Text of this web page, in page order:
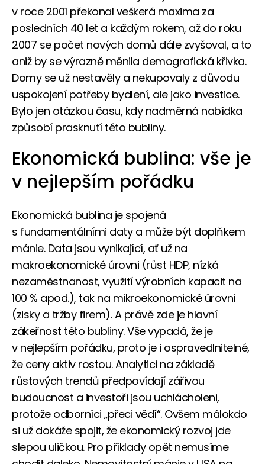
v roce 2001 překonal veškerá maxima za
posledních 40 let a každým rokem, až do roku
2007 se počet nových domů dále zvyšoval, a to
aniž by se výrazně měnila demografická křivka.
Domy se už nestavěly a nekupovaly z důvodu
uspokojení potřeby bydlení, ale jako investice.
Bylo jen otázkou času, kdy nadměrná nabídka
způsobí prasknutí této bubliny.
Ekonomická bublina: vše je
v nejlepším pořádku
Ekonomická bublina je spojená
s fundamentálními daty a může být doplňkem
mánie. Data jsou vynikající, ať už na
makroekonomické úrovni (růst HDP, nízká
nezaměstnanost, využití výrobních kapacit na
100 % apod.), tak na mikroekonomické úrovni
(zisky a tržby firem). A právě zde je hlavní
zákeřnost této bubliny. Vše vypadá, že je
v nejlepším pořádku, proto je i ospravedlnitelné,
že ceny aktiv rostou. Analytici na základě
růstových trendů předpovídají zářivou
budoucnost a investoři jsou uchlácholeni,
protože odborníci „přeci vědí“. Ovšem málokdo
si už dokáže spojit, že ekonomický rozvoj jde
slepou uličkou. Pro příklady opět nemusíme